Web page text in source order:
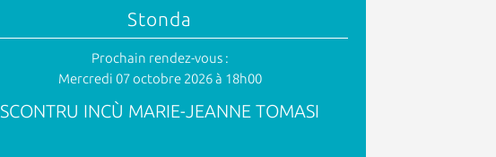
Stonda
Prochain rendez-vous :
Mercredi 07 octobre 2026 à 18h00
SCONTRU INCÙ MARIE-JEANNE TOMASI